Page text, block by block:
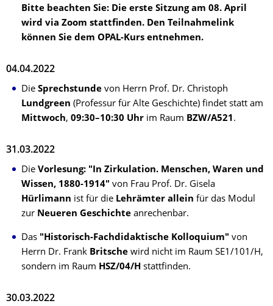
Bitte beachten Sie: Die erste Sitzung am 08. April
wird via Zoom stattfinden. Den Teilnahmelink
können Sie dem OPAL-Kurs entnehmen.
04.04.2022
Die Sprechstunde von Herrn Prof. Dr. Christoph
Lundgreen (Professur für Alte Geschichte) findet statt am
Mittwoch, 09:30–10:30 Uhr im Raum BZW/A521 .
31.03.2022
Die Vorlesung: "In Zirkulation. Menschen, Waren und
Wissen, 1880-1914" von Frau Prof. Dr. Gisela
Hürlimann ist für die Lehrämter allein für das Modul
zur Neueren Geschichte anrechenbar.
Das "Historisch-Fachdidaktische Kolloquium" von
Herrn Dr. Frank Britsche wird nicht im Raum SE1/101/H,
sondern im Raum HSZ/04/H stattfinden.
30.03.2022